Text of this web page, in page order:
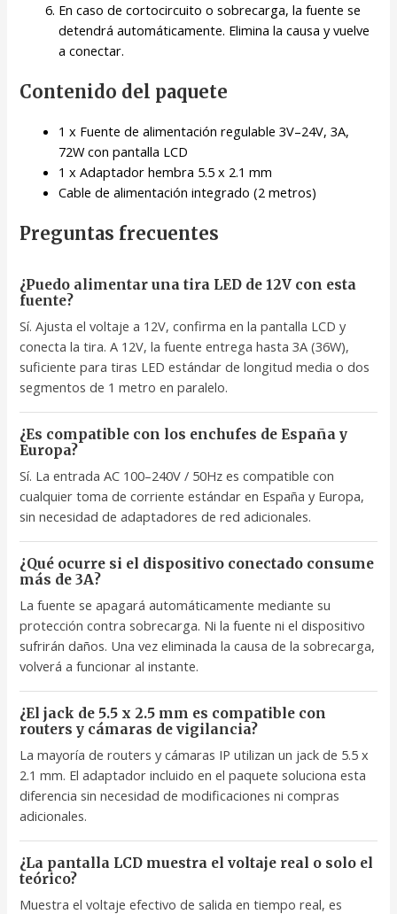
En caso de cortocircuito o sobrecarga, la fuente se
detendrá automáticamente. Elimina la causa y vuelve
a conectar.
Contenido del paquete
1 x Fuente de alimentación regulable 3V–24V, 3A,
72W con pantalla LCD
1 x Adaptador hembra 5.5 x 2.1 mm
Cable de alimentación integrado (2 metros)
Preguntas frecuentes
¿Puedo alimentar una tira LED de 12V con esta
fuente?
Sí. Ajusta el voltaje a 12V, confirma en la pantalla LCD y
conecta la tira. A 12V, la fuente entrega hasta 3A (36W),
suficiente para tiras LED estándar de longitud media o dos
segmentos de 1 metro en paralelo.
¿Es compatible con los enchufes de España y
Europa?
Sí. La entrada AC 100–240V / 50Hz es compatible con
cualquier toma de corriente estándar en España y Europa,
sin necesidad de adaptadores de red adicionales.
¿Qué ocurre si el dispositivo conectado consume
más de 3A?
La fuente se apagará automáticamente mediante su
protección contra sobrecarga. Ni la fuente ni el dispositivo
sufrirán daños. Una vez eliminada la causa de la sobrecarga,
volverá a funcionar al instante.
¿El jack de 5.5 x 2.5 mm es compatible con
routers y cámaras de vigilancia?
La mayoría de routers y cámaras IP utilizan un jack de 5.5 x
2.1 mm. El adaptador incluido en el paquete soluciona esta
diferencia sin necesidad de modificaciones ni compras
adicionales.
¿La pantalla LCD muestra el voltaje real o solo el
teórico?
Muestra el voltaje efectivo de salida en tiempo real, es